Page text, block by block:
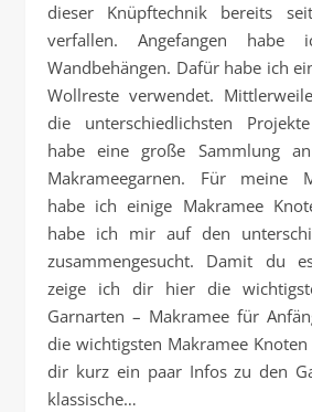
dieser Knüpftechnik bereits
verfallen. Angefangen
Wandbehängen. Dafür habe ich
Wollreste verwendet.
die unterschiedlichsten
habe eine große Sammlung an
Makrameegarnen. Für meine
habe ich einige Makramee
habe ich mir auf den
zusammengesucht. Damit du
zeige ich dir hier die
Garnarten – Makramee für
die wichtigsten Makramee
dir kurz ein paar Infos zu den
klassische…